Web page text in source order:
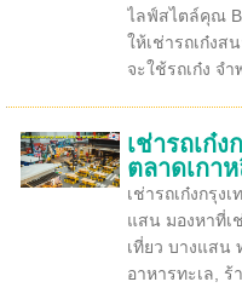
ไลฟ์สไตล์คุณ
ให้เช่ารถเก๋ง
จะใช้รถเก๋ง จำ
เช่ารถเก๋
ตลาดเกา
เช่ารถเก๋งกรุง
แสน มองหาที่เ
เที่ยว บางแสน
อาหารทะเล, ร้